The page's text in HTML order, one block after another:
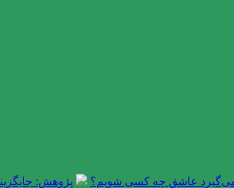
می‌گیرد عاشق چه کسی شویم؟
پژوهش: